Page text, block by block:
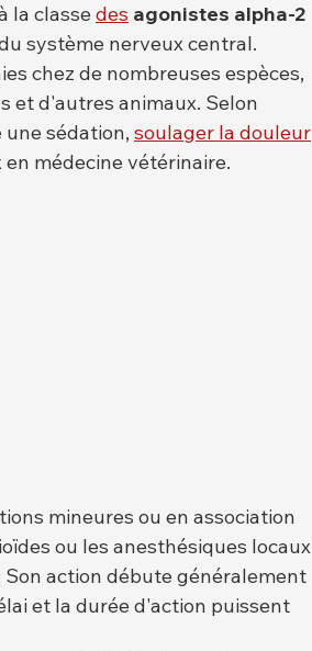
la classe des agonistes alpha-2
système nerveux central.
chez de nombreuses espèces,
et d'autres animaux. Selon
sédation, soulager la douleur
médecine vétérinaire.
mineures ou en association
ou les anesthésiques locaux
action débute généralement
et la durée d'action puissent